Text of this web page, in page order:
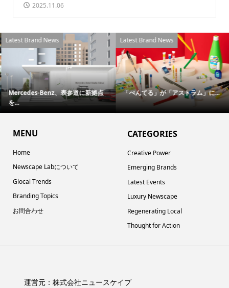
2025.11.06
Latest Brand News
Mercedes-Benz、表参道に新拠点
を...
Latest Brand News
「ぺんてる」が「アストラム」に...
MENU
Home
Newscape Labについて
Glocal Trends
Branding Topics
お問合わせ
CATEGORIES
Creative Power
Emerging Brands
Latest Events
Luxury Newscape
Regenerating Local
Thought for Action
運営元： 株式会社ニュースケイプ